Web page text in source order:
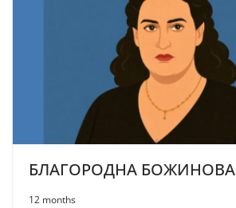
БЛАГОРОДНА БОЖИНОВА
12 months